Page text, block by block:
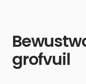
grofvuil